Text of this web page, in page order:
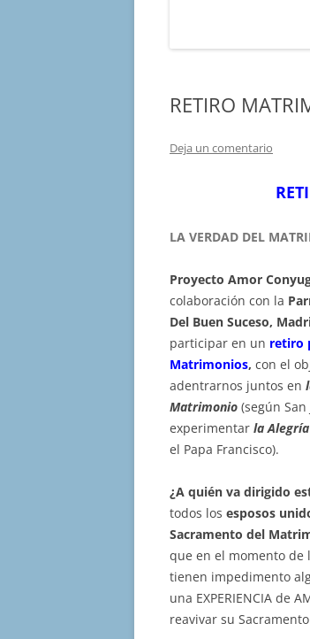
RETIRO
Deja un comentario
LA VERDAD DEL
Proyecto Amor
colaboración con la
Del Buen Suceso,
participar en un retiro
Matrimonios, con el
adentrarnos juntos en
Matrimonio (según San
experimentar la
el Papa Francisco).
¿A quién va dirigido
todos los esposos
Sacramento del
que en el momento de
tienen impedimento
una EXPERIENCIA de
reavivar su